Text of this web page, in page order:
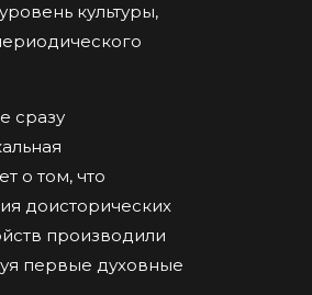
культуры,
сразу
о том, что
доисторических
производили
первые духовные